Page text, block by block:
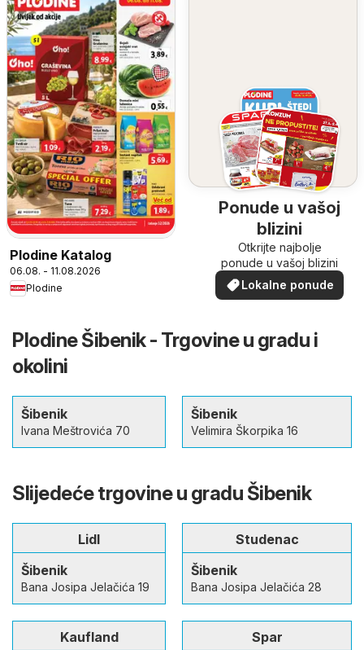
Plodine Katalog
06.08. - 11.08.2026
Plodine
Ponude u vašoj
blizini
Otkrijte najbolje
ponude u vašoj blizini
Lokalne ponude
Plodine Šibenik - Trgovine u gradu i
okolini
Šibenik
Ivana Meštrovića 70
Šibenik
Velimira Škorpika 16
Slijedeće trgovine u gradu Šibenik
Lidl
Šibenik
Bana Josipa Jelačića 19
Studenac
Šibenik
Bana Josipa Jelačića 28
Kaufland
Spar